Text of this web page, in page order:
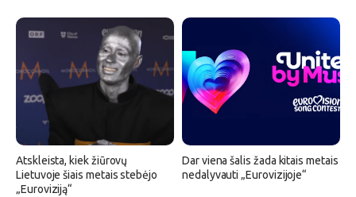
Atskleista, kiek žiūrovų
Lietuvoje šiais metais stebėjo
„Euroviziją“
Dar viena šalis žada kitais metais
nedalyvauti „Eurovizijoje“